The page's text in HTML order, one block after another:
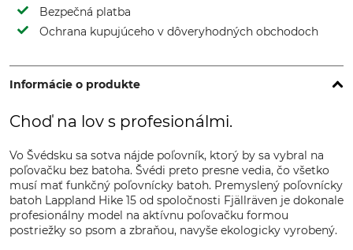
Bezpečná platba
Ochrana kupujúceho v dôveryhodných obchodoch
Informácie o produkte
Choď na lov s profesionálmi.
Vo Švédsku sa sotva nájde poľovník, ktorý by sa vybral na
poľovačku bez batoha. Švédi preto presne vedia, čo všetko
musí mať funkčný poľovnícky batoh. Premyslený poľovnícky
batoh Lappland Hike 15 od spoločnosti Fjällräven je dokonale
profesionálny model na aktívnu poľovačku formou
postriežky so psom a zbraňou, navyše ekologicky vyrobený.